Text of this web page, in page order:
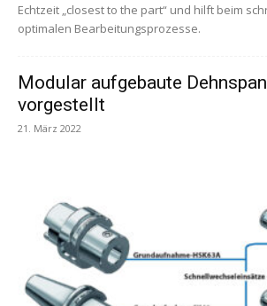
Echtzeit „closest to the part“ und hilft beim
optimalen Bearbeitungsprozesse.
Modular aufgebaute
vorgestellt
21. März 2022